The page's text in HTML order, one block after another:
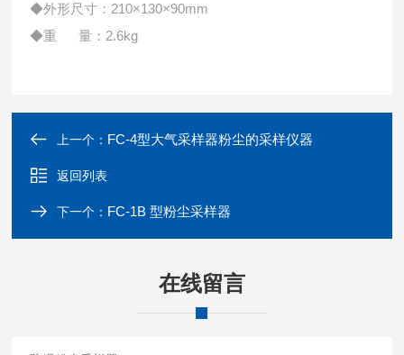
◆外形尺寸： 210×130×90mm
◆重 量： 2.6kg
上一个： FC-4型大气采样器粉尘的采样仪器
返回列表
下一个： FC-1B 型粉尘采样器
在线留言